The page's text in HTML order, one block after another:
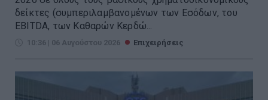
δείκτες (συμπεριλαμβανομένων των Εσόδων, του
EBITDA, των Καθαρών Κερδώ...
10:36 | 06 Αυγούστου 2026 Επιχειρήσεις